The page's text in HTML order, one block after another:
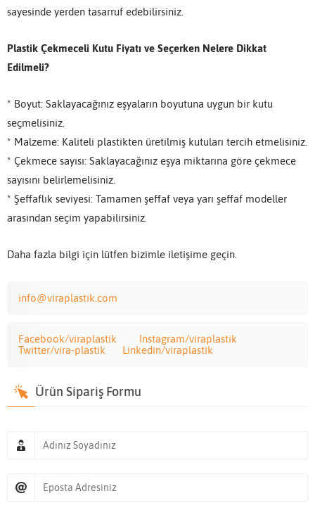
sayesinde yerden tasarruf edebilirsiniz.
Plastik Çekmeceli Kutu Fiyatı ve Seçerken Nelere Dikkat
Edilmeli?
* Boyut: Saklayacağınız eşyaların boyutuna uygun bir kutu
seçmelisiniz.
* Malzeme: Kaliteli plastikten üretilmiş kutuları tercih etmelisiniz.
* Çekmece sayısı: Saklayacağınız eşya miktarına göre çekmece
sayısını belirlemelisiniz.
* Şeffaflık seviyesi: Tamamen şeffaf veya yarı şeffaf modeller
arasından seçim yapabilirsiniz.
Daha fazla bilgi için lütfen bizimle iletişime geçin.
info@viraplastik.com
Facebook/viraplastik
Instagram/viraplastik
Twitter/vira-plastik
Linkedin/viraplastik
Ürün Sipariş Formu